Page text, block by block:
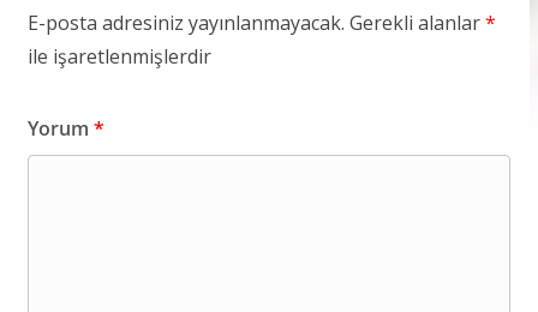
E-posta adresiniz yayınlanmayacak. Gerekli alanlar*
ile işaretlenmişlerdir
Yorum *